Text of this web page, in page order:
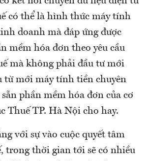
có thể là hình thức máy tính
doanh mà đáp ứng được
mềm hóa đơn theo yêu cầu
mà không phải đầu tư mới
từ mới máy tính tiền chuyên
phần mềm hóa đơn của cơ
Thuế TP. Hà Nội cho hay.
với sự vào cuộc quyết tâm
trong thời gian tới sẽ có nhiều